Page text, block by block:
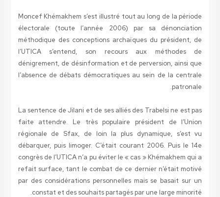
Moncef Khémakhem s’est illustré tout au long de la période
électorale (toute l’année 2006) par sa dénonciation
méthodique des conceptions archaïques du président, de
l’UTICA s’entend, son recours aux méthodes de
dénigrement, de désinformation et de perversion, ainsi que
l’absence de débats démocratiques au sein de la centrale
patronale.
La sentence de Jilani et de ses alliés des Trabelsi ne est pas
faite attendre. Le très populaire président de l’Union
régionale de Sfax, de loin la plus dynamique, s’est vu
débarquer, puis limoger. C’était courant 2006. Puis le 14e
congrès de l’UTICA n’a pu éviter le « cas » Khémakhem qui a
refait surface, tant le combat de ce dernier n’était motivé
par des considérations personnelles mais se basait sur un
constat et des souhaits partagés par une large minorité.